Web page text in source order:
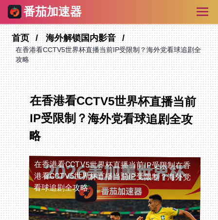
番茄加速器
首页 海外解锁国内影音
在香港看CCTV5世界杯直播当前IP受限制？海外党看球追剧全
攻略
在香港看CCTV5世界杯直播当前
IP受限制？海外党看球追剧全攻
略
在香港看CCTV5世界杯直播当前IP受限制在香
港看CCTV5世界杯直播当前IP受限制？海外党
看球追剧全攻略